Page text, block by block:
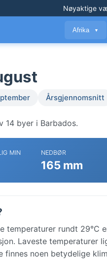
Nøyaktige
Afrika ▼
Årsgjennomsnitt
14 byer i Barbados.
MIN NEDBØR
165 mm
temperaturer rundt 29°C
Laveste temperaturer
noen betydelige